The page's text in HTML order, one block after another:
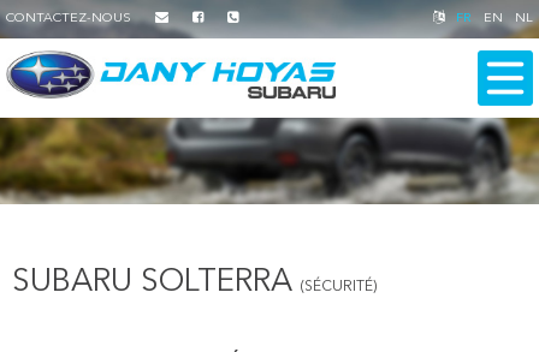
CONTACTEZ-NOUS FR EN NL
SUBARU SOLTERRA (SÉCURITÉ)